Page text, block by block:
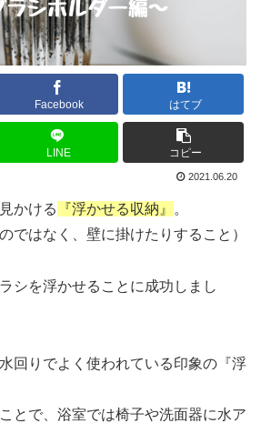
Facebook はてブ
LINE コピー
2021.06.20
かける 『浮かせる収納』
。
ではなく、壁に掛けたりすること）
シを浮かせることに成功しまし
回りでよく使われている印象の『浮
とで、浴室では椅子や洗面器に水ア